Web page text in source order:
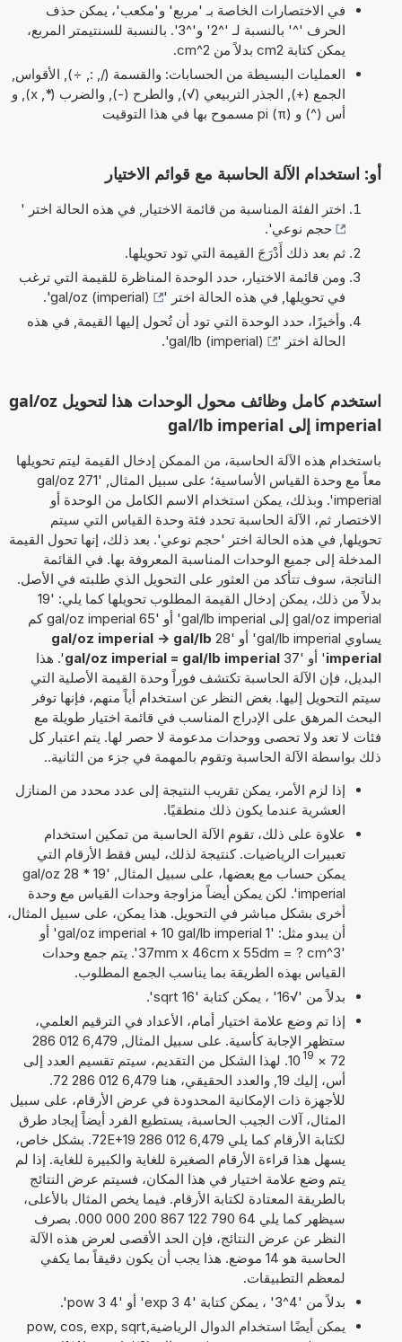
في الاختصارات الخاصة بـ 'مربع' و'مكعب'، يمكن حذف
الحرف '^' بالنسبة لـ '^2' و'^3'. بالنسبة للسنتيمتر المربع،
يمكن كتابة cm2 بدلاً من cm^2.
العمليات البسيطة من الحسابات: والقسمة (/, :, ÷), الأقواس,
الجمع (+), الجذر التربيعي (√), والطرح (-), والضرب (*, x), و
أس (^) و pi (π) مسموح بها في هذا التوقيت
أو: استخدام الآلة الحاسبة مع قوائم الاختيار
اختر الفئة المناسبة من قائمة الاختيار, في هذه الحالة اختر '
حجم نوعي'.
ثم بعد ذلك أَدْرَجَ القيمة التي تود تحويلها.
ومن قائمة الاختيار، حدد الوحدة المناظرة للقيمة التي ترغب
في تحويلها, في هذه الحالة اختر '
gal/oz (imperial)
'.
وأخيرًا، حدد الوحدة التي تود أن تُحول إليها القيمة, في هذه
الحالة اختر '
gal/lb (imperial)
'.
استخدم كامل وظائف محول الوحدات هذا لتحويل gal/oz
imperial إلى gal/lb imperial
باستخدام هذه الآلة الحاسبة، من الممكن إدخال القيمة ليتم تحويلها
معاً مع وحدة القياس الأساسية؛ على سبيل المثال, '271 gal/oz
imperial'. وبذلك، يمكن استخدام الاسم الكامل من الوحدة أو
الاختصار ثم، الآلة الحاسبة تحدد فئة وحدة القياس التي سيتم
تحويلها, في هذه الحالة اختر 'حجم نوعي'. بعد ذلك، إنها تحول القيمة
المدخلة إلى جميع الوحدات المناسبة المعروفة بها. في القائمة
الناتجة، سوف تتأكد من العثور على التحويل الذي طلبته في الأصل.
بدلاً من ذلك، يمكن إدخال القيمة المطلوب تحويلها كما يلي: '19
gal/oz imperial إلى gal/lb imperial' أو '65 gal/oz imperial كم
يساوي gal/lb imperial' أو '28
gal/oz imperial -> gal/lb
imperial' أو '37 gal/oz imperial = gal/lb imperial'. هذا
البديل، فإن الآلة الحاسبة تكتشف فوراً وحدة القيمة الأصلية التي
سيتم التحويل إليها. بغض النظر عن استخدام أياً منهم، فإنها توفر
البحث المرهق على الإدراج المناسب في قائمة اختيار طويلة مع
فئات لا تعد ولا تحصى ووحدات مدعومة لا حصر لها. يتم اعتبار كل
ذلك بواسطة الآلة الحاسبة وتقوم بالمهمة في جزء من الثانية..
إذا لزم الأمر، يمكن تقريب النتيجة إلى عدد محدد من المنازل
العشرية عندما يكون ذلك منطقيًا.
علاوة على ذلك، تقوم الآلة الحاسبة من تمكين استخدام
تعبيرات الرياضيات. كنتيجة لذلك، ليس فقط الأرقام التي
يمكن حساب مع بعضها، على سبيل المثال, '19 * 28 gal/oz
imperial'. لكن يمكن أيضاً مزاوجة وحدات القياس مع وحدة
أخرى بشكل مباشر في التحويل. هذا يمكن، على سبيل المثال،
أن يبدو مثل: '1 gal/oz imperial + 10 gal/lb imperial' أو
'37mm x 46cm x 55dm = ? cm^3'. يتم جمع وحدات
القياس بهذه الطريقة بما يناسب الجمع المطلوب.
بدلاً من '√16' ، يمكن كتابة 'sqrt 16'.
إذا تم وضع علامة اختيار أمام، الأعداد في الترقيم العلمي،
ستظهر الإجابة كأسية. على سبيل المثال, 6,479 012 286
72
×
10 19
. لهذا الشكل من التقديم، سيتم تقسيم العدد إلى
أس، إليك 19, والعدد الحقيقي، هنا 6,479 012 286 72.
للأجهزة ذات الإمكانية المحدودة في عرض الأرقام، على سبيل
المثال، آلات الجيب الحاسبة، يستطيع الفرد أيضاً إيجاد طرق
لكتابة الأرقام كما يلي 6,479 012 286 72E+19. بشكل خاص،
يسهل هذا قراءة الأرقام الصغيرة للغاية والكبيرة للغاية. إذا لم
يتم وضع علامة اختيار في هذا المكان، فسيتم عرض النتائج
بالطريقة المعتادة لكتابة الأرقام. فيما يخص المثال بالأعلى،
سيظهر كما يلي 64 790 122 867 200 000 000. بصرف
النظر عن عرض النتائج، فإن الحد الأقصى لعرض هذه الآلة
الحاسبة هو 14 موضع. هذا يجب أن يكون دقيقاً بما يكفي
لمعظم التطبيقات.
بدلاً من '4^3' ، يمكن كتابة '4 exp 3' أو '4 pow 3'.
يمكن أيضًا استخدام الدوال الرياضيةpow, cos, exp, sqrt,